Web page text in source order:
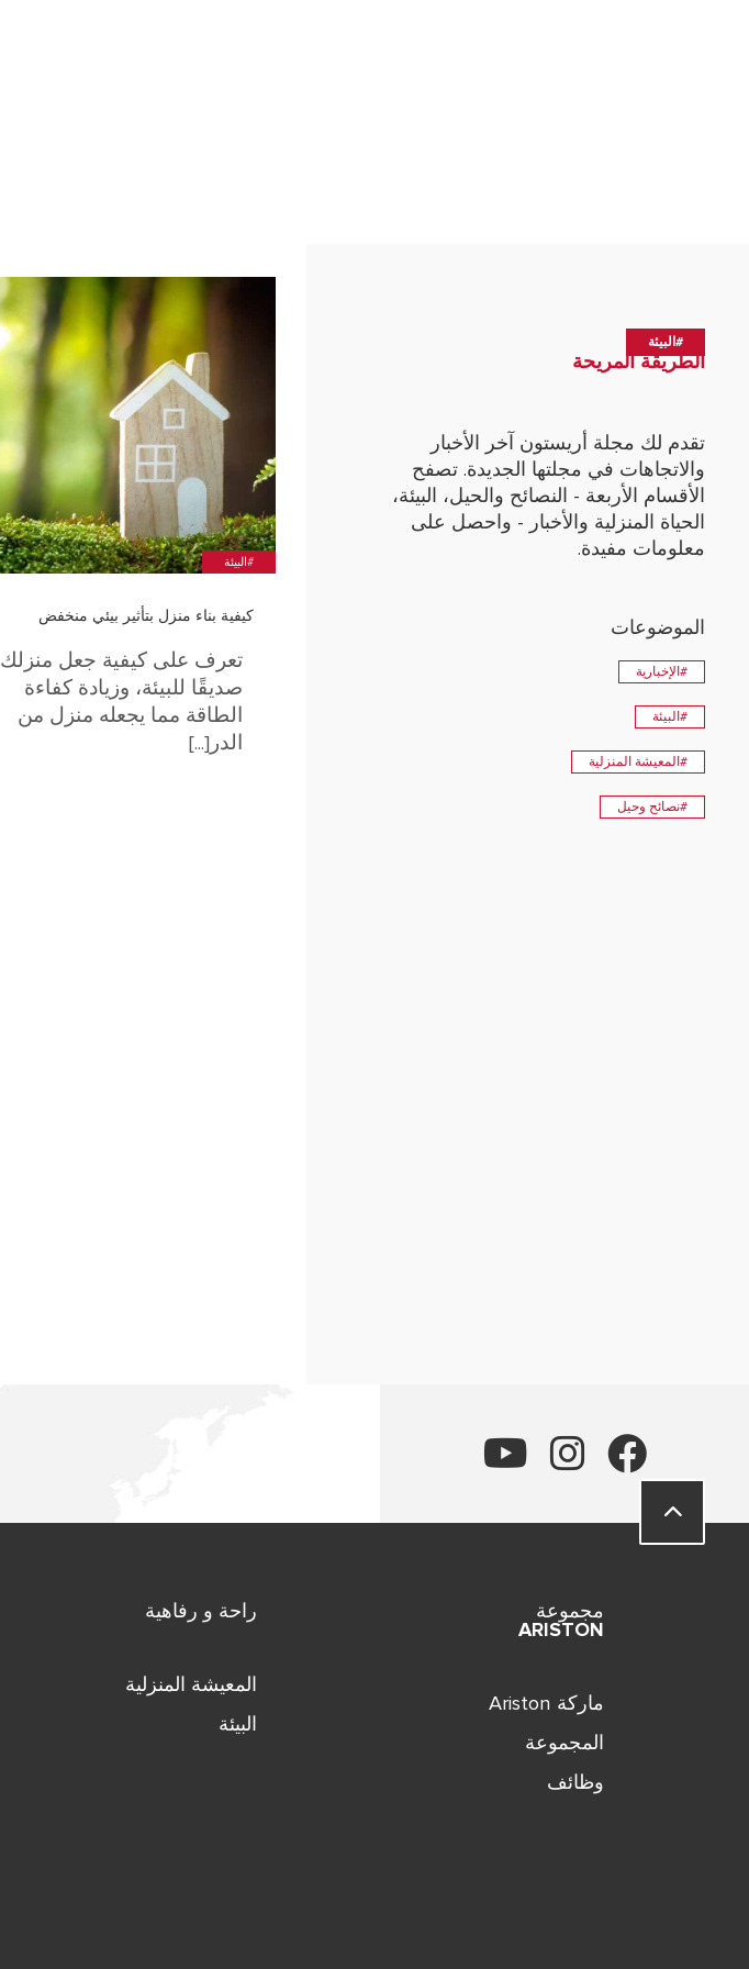
#البيئة
الطريقة المريحة
تقدم لك مجلة أريستون آخر الأخبار
والاتجاهات في مجلتها الجديدة. تصفح
الأقسام الأربعة - النصائح والحيل، البيئة،
الحياة المنزلية والأخبار - واحصل على
معلومات مفيدة.
الموضوعات
#الإخبارية
#البيئة
#المعيشة المنزلية
#نصائح وحيل
#البيئة
كيفية بناء منزل بتأثير بيئي منخفض
تعرف على كيفية جعل منزلك
صديقًا للبيئة، وزيادة كفاءة
الطاقة مما يجعله منزل من
الدر[...]
مجموعة
ARISTON
ماركة Ariston
المجموعة
وظائف
راحة و رفاهية
المعيشة المنزلية
البيئة